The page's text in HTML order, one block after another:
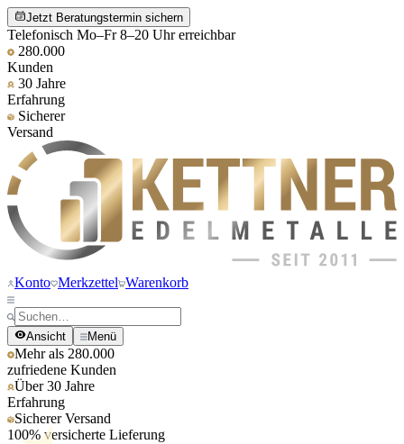
Jetzt Beratungstermin sichern
Telefonisch Mo–Fr 8–20 Uhr erreichbar
280.000
Kunden
30 Jahre
Erfahrung
Sicherer
Versand
Konto Merkzettel Warenkorb
Ansicht Menü
Mehr als 280.000
zufriedene Kunden
Über 30 Jahre
Erfahrung
Sicherer Versand
100% versicherte Lieferung